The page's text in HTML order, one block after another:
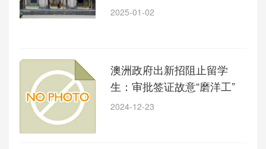
2025-01-02
澳洲政府出新招阻止留学
生：审批签证故意“磨洋工”
2024-12-23